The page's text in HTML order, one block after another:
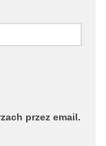
przez email.